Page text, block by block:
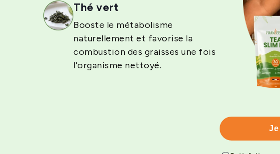
Thé vert
Booste le métabolisme
naturellement et favorise la
combustion des graisses une fois
l'organisme nettoyé.